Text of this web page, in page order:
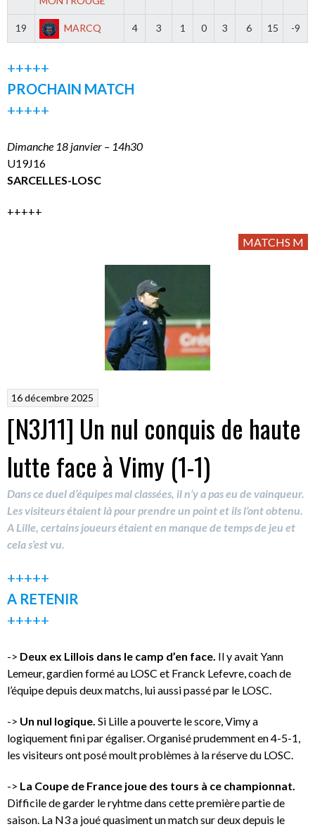
19 MARCQ 4 3 1 0 3 6 15 -9
+++++
PROCHAIN MATCH
+++++
Dimanche 18 janvier – 14h30
U19J16
SARCELLES-LOSC
+++++
MATCHS M
16 décembre 2025
[N3J11] Un nul conquis de haute
lutte face à Vimy (1-1)
Dans ce duel d’équipes mal classées, il n’y a pas eu de vainqueur.
Les visiteurs étaient là pour prendre un point et ils l’ont obtenu.
A Lille, certains joueurs étaient en manque de temps de jeu et
cela s’est vu.
+++++
A RETENIR
+++++
-> Deux ex Lillois dans le camp d’en face. Il y avait Yann
Lemeur, gardien formé au LOSC et Franck Lefevre, coach de
l’équipe depuis deux matchs, lui aussi passé par le LOSC.
-> Un nul logique. Si Lille a pouverte le score, Vimy a
logiquement fini par égaliser. Organisé prudemment en 4-5-1,
les visiteurs ont posé moult problèmes à la réserve du LOSC.
-> La Coupe de France joue des tours à ce championnat.
Difficile de garder le ryhtme dans cette première partie de
saison. La N3 a joué quasiment un match sur deux depuis le